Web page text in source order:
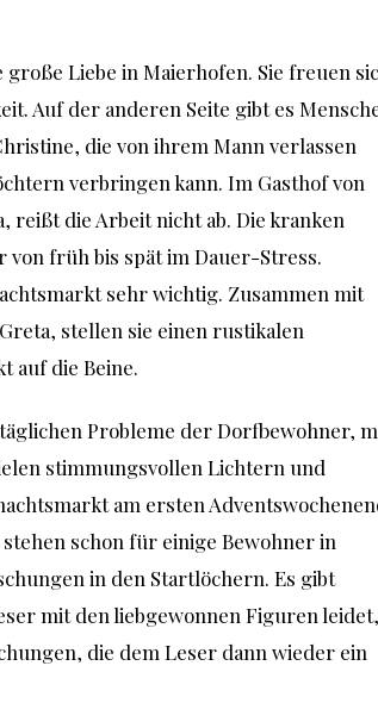
Liebe in Maierhofen. Sie freuen
Auf der anderen Seite gibt es
die von ihrem Mann verlassen
verbringen kann. Im Gasthof von
reißt die Arbeit nicht ab. Die kranken
früh bis spät im Dauer-Stress.
sehr wichtig. Zusammen mit
stellen sie einen rustikalen
auf die Beine.
Probleme der Dorfbewohner,
stimmungsvollen Lichtern und
am ersten
schon für einige Bewohner in
in den Startlöchern. Es gibt
mit den liebgewonnen Figuren leidet,
die dem Leser dann wieder ein